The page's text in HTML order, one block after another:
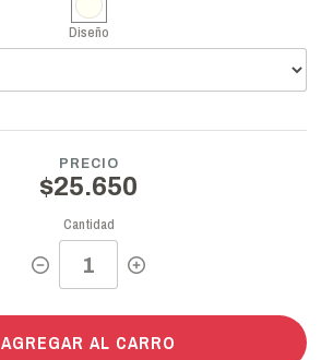
Diseño
PRECIO
$25.650
Cantidad
AGREGAR AL CARRO